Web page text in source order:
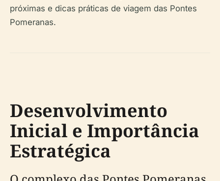
próximas e dicas práticas de viagem das Pontes
Pomeranas.
Desenvolvimento
Inicial e Importância
Estratégica